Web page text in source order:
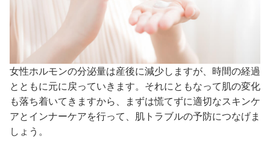
女性ホルモンの分泌量は産後に減少しますが、時間の経過
とともに元に戻っていきます。それにともなって肌の変化
も落ち着いてきますから、まずは慌てずに適切なスキンケ
アとインナーケアを行って、肌トラブルの予防につなげま
しょう。